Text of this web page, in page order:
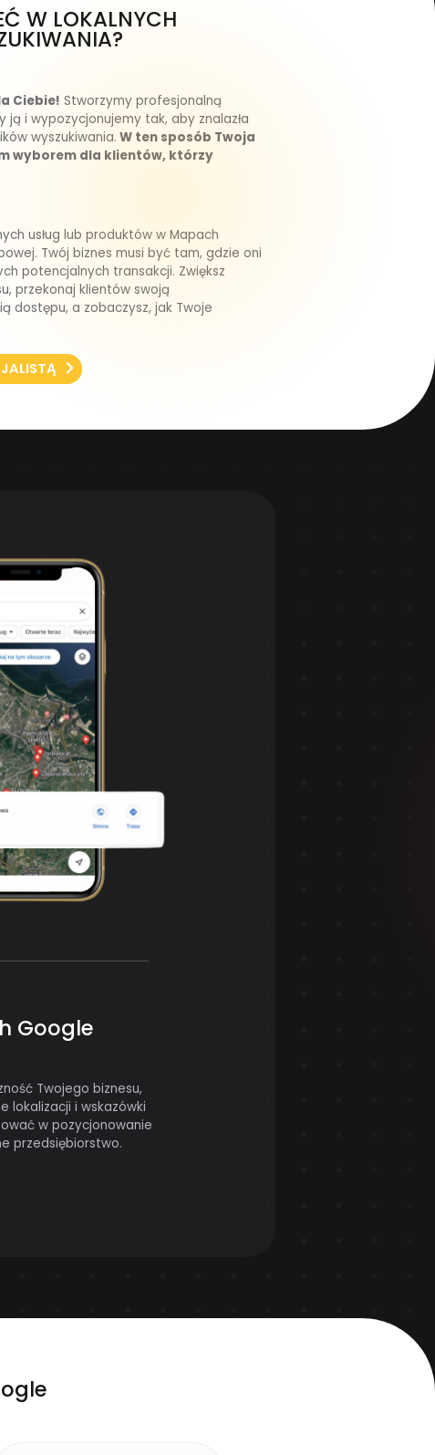
W LOKALNYCH
Ciebie! Stworzymy profesjonalną
ją i wypozycjonujemy tak, aby znalazła
wyszukiwania. W ten sposób Twoja
wyborem dla klientów, którzy
usług lub produktów w Mapach
Twój biznes musi być tam, gdzie oni
potencjalnych transakcji. Zwiększ
przekonaj klientów swoją
dostępu, a zobaczysz, jak Twoje
Google
Twojego biznesu,
lokalizacji i wskazówki
w pozycjonowanie
przedsiębiorstwo.